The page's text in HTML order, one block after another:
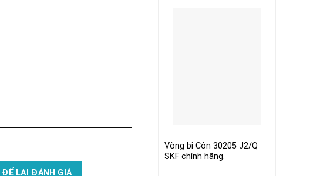
Vòng bi Côn 30205 J2/Q
SKF chính hãng.
ĐỂ LẠI ĐÁNH GIÁ